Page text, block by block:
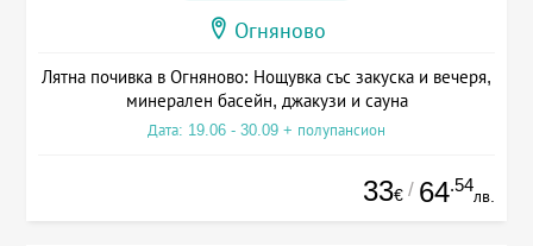
Огняново
Лятна почивка в Огняново: Нощувка със закуска и вечеря,
минерален басейн, джакузи и сауна
Дата: 19.06 - 30.09 + полупансион
33€ / 64.54
лв.